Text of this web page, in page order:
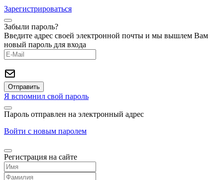
Зарегистрироваться
Забыли пароль?
Введите адрес своей электронной почты и мы вышлем Вам
новый пароль для входа
Я вспомнил свой пароль
Пароль отправлен на электронный адрес
Войти с новым паролем
Регистрация на сайте